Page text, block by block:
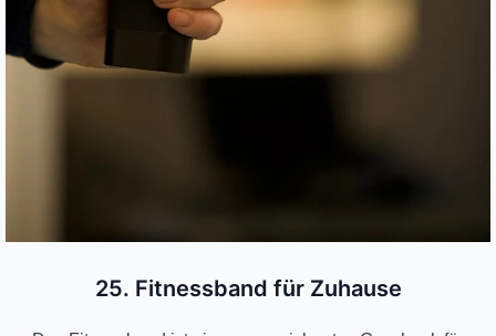
25. Fitnessband für Zuhause